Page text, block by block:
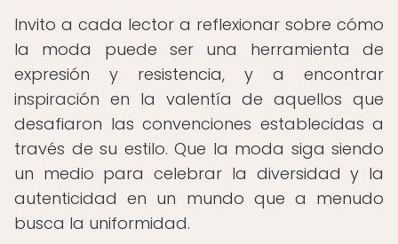
Invito a cada lector a reflexionar sobre cómo
la moda puede ser una herramienta de
expresión y resistencia, y a encontrar
inspiración en la valentía de aquellos que
desafiaron las convenciones establecidas a
través de su estilo. Que la moda siga siendo
un medio para celebrar la diversidad y la
autenticidad en un mundo que a menudo
busca la uniformidad.